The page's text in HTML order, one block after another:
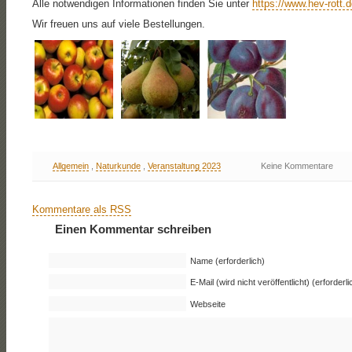
Alle notwendigen Informationen finden Sie unter https://www.hev-
Wir freuen uns auf viele Bestellungen.
Allgemein, Naturkunde, Veranstaltung 2023 Keine Kommentare
Kommentare als RSS
Einen Kommentar schreiben
Name (erforderlich)
E-Mail (wird nicht veröffentlicht)
Webseite